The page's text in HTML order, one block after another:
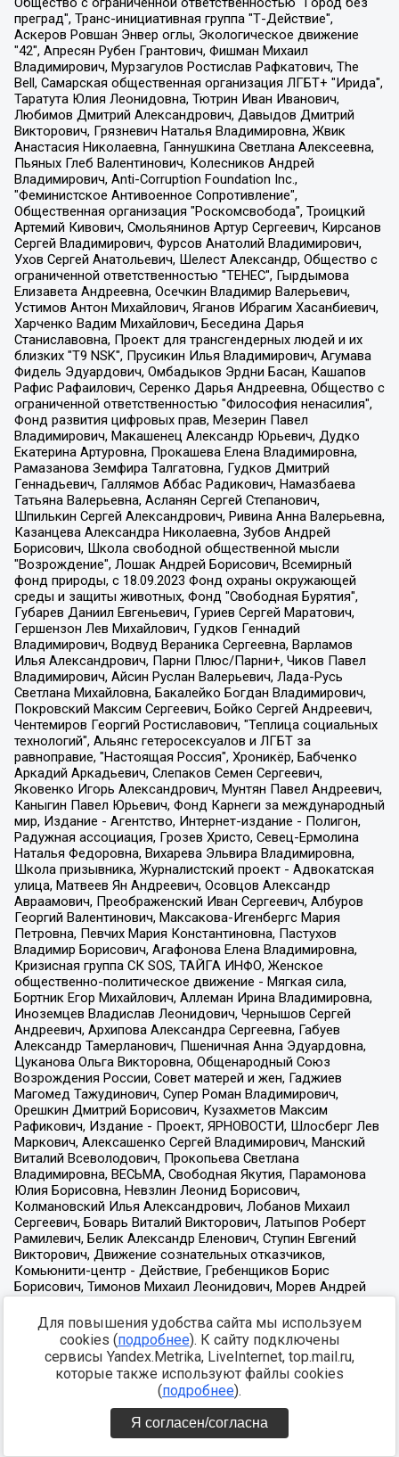
Для повышения удобства сайта мы используем
cookies (подробнее). К сайту подключены
сервисы Yandex.Metrika, LiveInternet, top.mail.ru,
которые также используют файлы cookies
(подробнее).
Я согласен/согласна